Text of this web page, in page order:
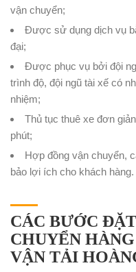
vận chuyển;
Được sử dụng dịch vụ
đại;
Được phục vụ bởi đội
trình độ, đội ngũ tài xế có
nhiệm;
Thủ tục thuê xe đơn
phút;
Hợp đồng vận chuyển,
bảo lợi ích cho khách hàng.
CÁC BƯỚC
CHUYỂN
VẬN TẢI